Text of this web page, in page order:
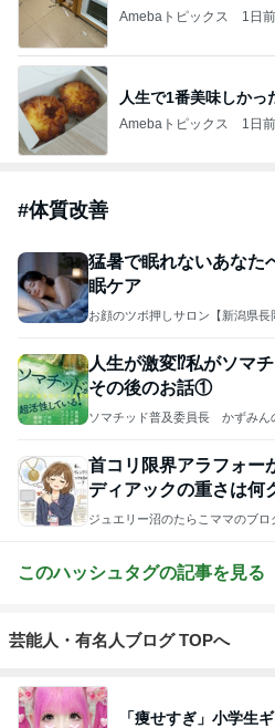
Amebaトピックス 1日前
人生で1番美味しかっ
Amebaトピックス 1日前
#体質改善
猛暑で眠れないあな
眠ケア
お顔のツボ押しサロン【新潟県長
人生が激変⁉私がソマ
その後のお話①
ソマチッド普及委員長 かずみ
首コリ限界アラフォー
ディアックの重さは何
ジュエリー沼のたらこママのブロ
このハッシュタグの記事を見る
芸能人・有名人ブログ TOPへ
「痩せすぎ」小学生